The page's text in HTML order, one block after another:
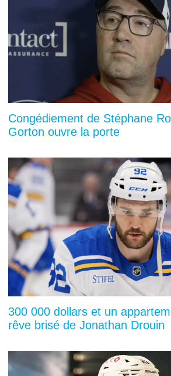
Congédiement de Stéphane
Gorton ouvre la porte
300 000 dollars et un
rêve brisé de Jonathan Drouin